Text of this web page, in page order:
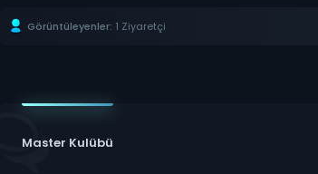
Görüntüleyenler: 1 Ziyaretçi
Master Kulübü